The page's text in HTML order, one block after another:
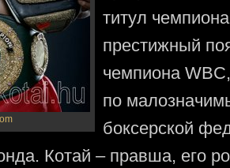
титул
престижный
чемпиона
по
боксерской
Котай – правша, его